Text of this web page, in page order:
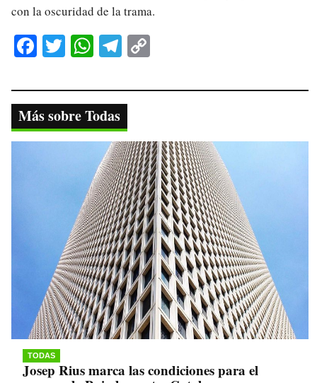
con la oscuridad de la trama.
Fa
bo
ok
T
tte
r
W
ts
A
pp
Te
gr
a
m
y
nk
Más sobre Todas
TODAS
Josep Rius marca las condiciones para el